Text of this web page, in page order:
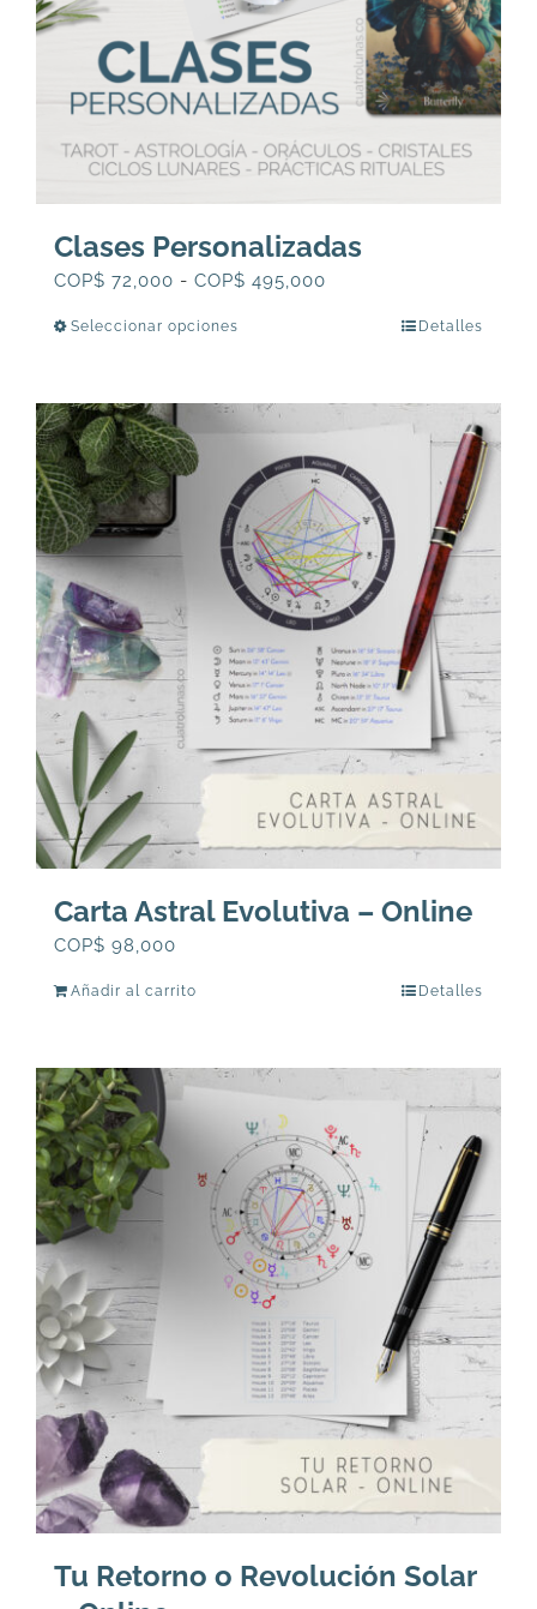
Clases Personalizadas
COP$ 72,000 - COP$ 495,000
COP$
hasta
COP$
495,000
Seleccionar opciones
variantes.
Las
opciones
se
pueden
elegir
en
la
página
de
Detalles
Carta Astral Evolutiva – Online
COP$ 98,000
Añadir al carrito Detalles
Tu Retorno o Revolución Solar